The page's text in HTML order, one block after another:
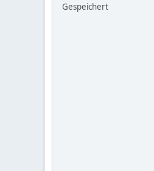
Gespeichert